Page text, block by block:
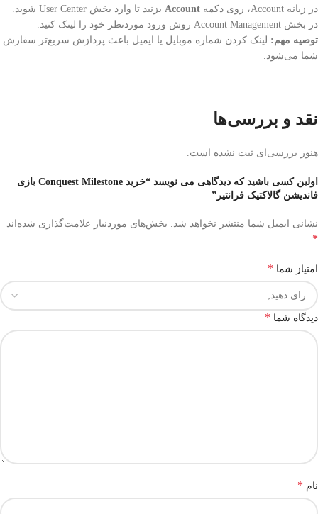
در زبانه Account، روی دکمه
Account بزنید تا وارد بخش User Center شوید.
در بخش Account Management روش ورود موردنظر خود را لینک کنید.
توصیه مهم: لینک کردن شماره موبایل یا ایمیل باعث پردازش سریع‌تر سفارش
شما می‌شود.
نقد و بررسی‌ها
هنوز بررسی‌ای ثبت نشده است.
اولین کسی باشید که دیدگاهی می نویسد “خرید Conquest Milestone بازی
فاندیشن گالاکتیک فرانتیر”
نشانی ایمیل شما منتشر نخواهد شد. بخش‌های موردنیاز علامت‌گذاری شده‌اند
*
امتیاز شما *
دیدگاه شما *
نام *